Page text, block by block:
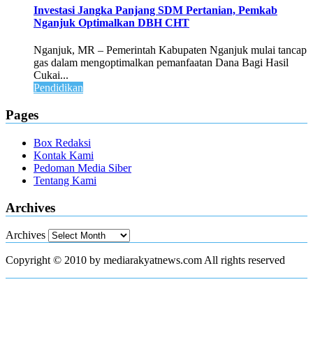
Investasi Jangka Panjang SDM Pertanian, Pemkab
Nganjuk Optimalkan DBH CHT
Nganjuk, MR – Pemerintah Kabupaten Nganjuk mulai tancap
gas dalam mengoptimalkan pemanfaatan Dana Bagi Hasil
Cukai...
Pendidikan
Pages
Box Redaksi
Kontak Kami
Pedoman Media Siber
Tentang Kami
Archives
Archives
Copyright © 2010 by mediarakyatnews.com All rights reserved